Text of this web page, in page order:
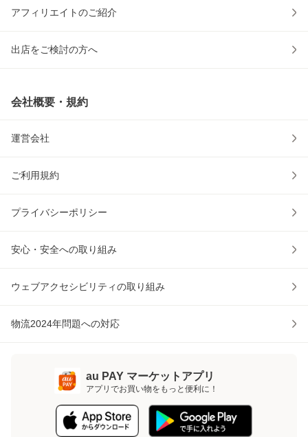
アフィリエイトのご紹介
出店をご検討の方へ
会社概要・規約
運営会社
ご利用規約
プライバシーポリシー
安心・安全への取り組み
ウェブアクセシビリティの取り組み
物流2024年問題への対応
au PAY マーケットアプリ
アプリでお買い物をもっと便利に！